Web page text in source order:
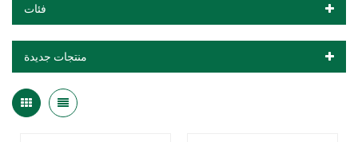
فئات
منتجات جديدة